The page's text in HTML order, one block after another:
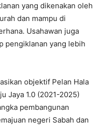
yang dikenakan oleh
dan mampu di
Usahawan juga
pengiklanan yang lebih
objektif Pelan Hala
Jaya 1.0 (2021-2025)
pembangunan
negeri Sabah dan